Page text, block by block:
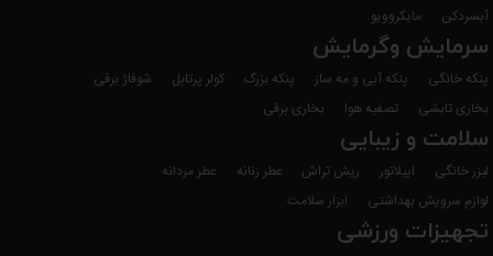
آبسردکن
مایکروویو
سرمایش وگرمایش
پنکه خانگی پنکه آبی و مه ساز پنکه بزرگ کولر پرتابل
شوفاژ برقی
بخاری تابشی
تصفیه هوا بخاری برقی
سلامت و زیبایی
لیزر خانگی اپیلاتور ریش تراش عطر زنانه
عطر مردانه
لوازم سرویش بهداشتی
ابزار سلامت
تجهیزات ورزشی